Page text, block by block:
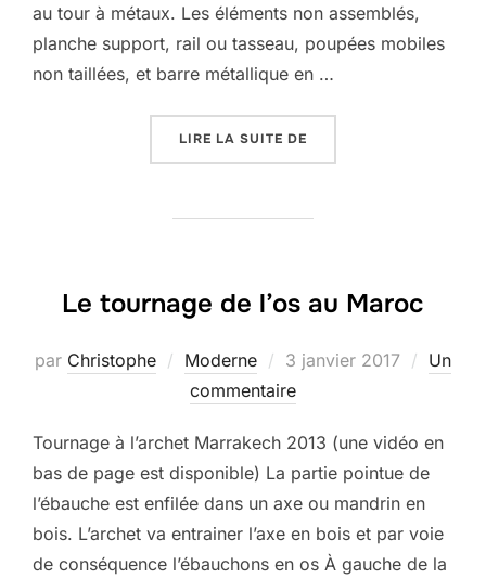
au tour à métaux. Les éléments non assemblés,
planche support, rail ou tasseau, poupées mobiles
non taillées, et barre métallique en …
LIRE LA SUITE DE
Le tournage de l’os au Maroc
par Christophe Moderne
Publié
le
3 janvier 2017
Un
commentaire
Tournage à l’archet Marrakech 2013 (une vidéo en
bas de page est disponible) La partie pointue de
l’ébauche est enfilée dans un axe ou mandrin en
bois. L’archet va entrainer l’axe en bois et par voie
de conséquence l’ébauchons en os À gauche de la